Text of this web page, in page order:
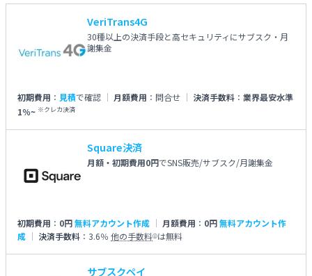
VeriTrans4G
30種以上の決済手段と高セキュリティにサブスク・月
謝集金
初期費用 ： 見積で確認 月額費用 ： 問合せ 決済手数料 ： 業界最安水準
1％~ ※クレカ決済
Square決済
月額・初期費用0円でSNS販売/サブスク/月謝集金
初期費用 ： 0円無料アカウント作成 月額費用 ： 0円無料アカウント作
成
決済手数料 ： 3.6％ 他の手数料 i は無料
サブスクペイ